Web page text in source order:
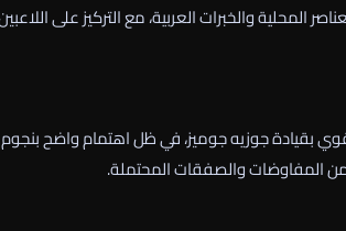
المحلية والخبرات العربية، مع التركيز على
بقيادة جوزيه جوميز، في ظل اهتمام واضح
من المفاوضات والصفقات المحتملة.